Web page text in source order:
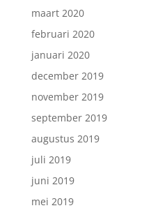
maart 2020
februari 2020
januari 2020
december 2019
november 2019
september 2019
augustus 2019
juli 2019
juni 2019
mei 2019